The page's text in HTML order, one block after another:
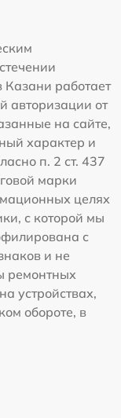
работает
авторизации от
на сайте,
характер и
п. 2 ст. 437
марки
целях
с которой мы
с
и не
ремонтных
устройствах,
обороте, в